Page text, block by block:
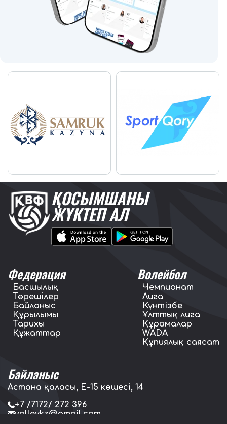
ҚОСЫМШАНЫ
ЖҮКТЕП АЛ
Федерация
Басшылық
Төрешілер
Байланыс
Құрылымы
Тарихы
Құжаттар
Волейбол
Чемпионат
Лига
Күнтізбе
Ұлттық лига
Құрамалар
WADA
Құпиялық саясат
Байланыс
Астана қаласы, E-15 көшесі, 14
+7 /7172/ 272 396
volleykz@gmail.com